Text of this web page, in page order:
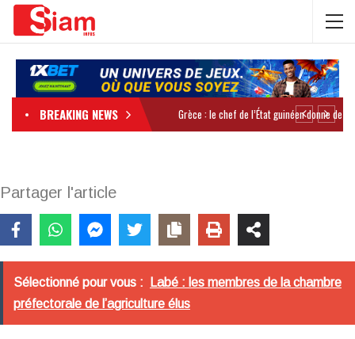
BREAKING NEWS
Partager l'article
Sélectionné pour vous :
Labé : les membres de la chambre
préfectorale de l’agriculture élus